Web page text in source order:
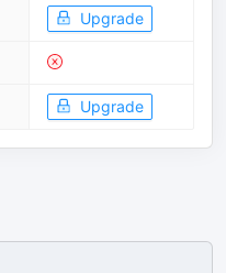
Upgrade
Upgrade